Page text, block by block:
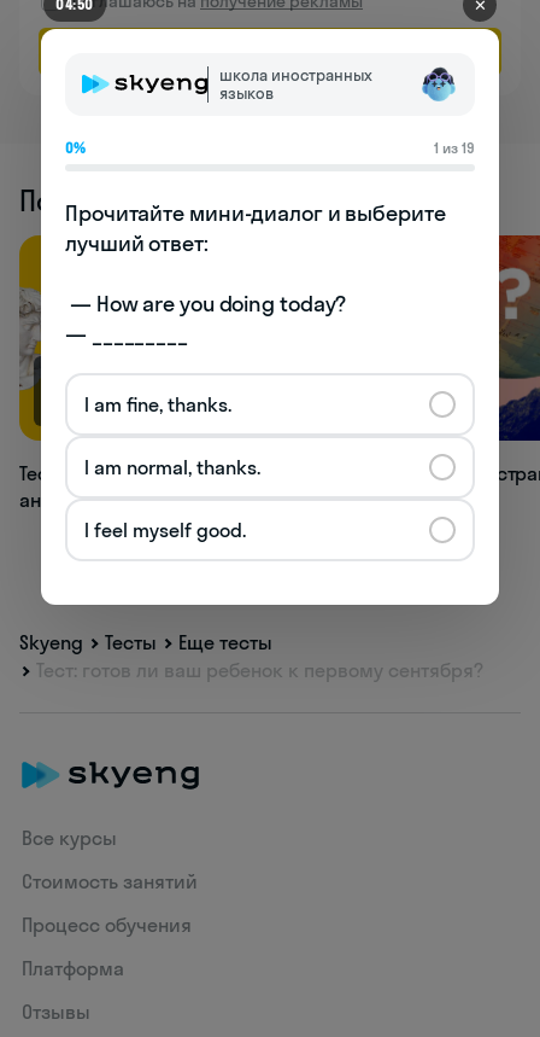
Похожие статьи
66.9K
Тест: как хорошо вы знаете времена
английского языка?
33K
Тест: в какой
Skyeng Тесты
Еще тесты
Тест: готов ли ваш ребенок к первому сентября?
Все курсы
Стоимость занятий
Процесс обучения
Платформа
Отзывы
04:50 ✕
школа иностранных
языков
0% 1 из 19
Прочитайте мини-диалог и выберите
лучший ответ:
— _________
I am fine, thanks.
I am normal, thanks.
I feel myself good.